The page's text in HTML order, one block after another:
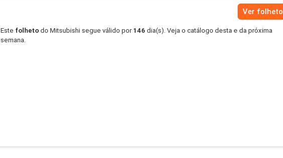
Ver folheto
Este folheto do Mitsubishi segue válido por 146 dia(s). Veja o catálogo desta e da próxima
semana.